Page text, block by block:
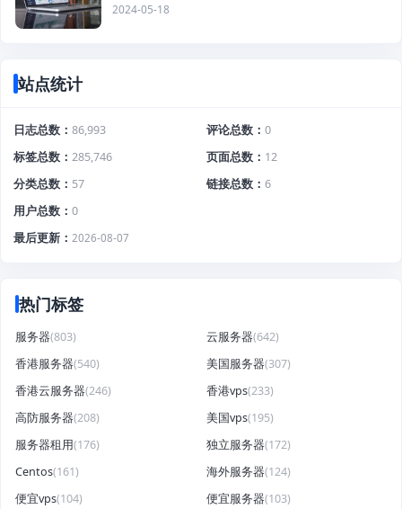
2024-05-18
站点统计
日志总数 86,993 评论总数
0
标签总数
285,746 页面总数
12
分类总数
57 链接总数
6
用户总数
0
最后更新
2026-08-07
热门标签
服务器(803) 云服务器(642)
香港服务器(540) 美国服务器(307)
香港云服务器(246) 香港vps(233)
高防服务器(208) 美国vps(195)
服务器租用(176) 独立服务器(172)
Centos(161) 海外服务器(124)
便宜vps(104) 便宜服务器(103)